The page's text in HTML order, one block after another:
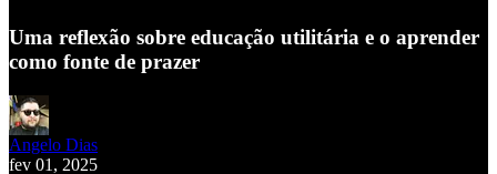
Uma reflexão sobre educação utilitária e o aprender
como fonte de prazer
Angelo Dias
fev 01, 2025